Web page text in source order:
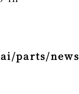
parts/